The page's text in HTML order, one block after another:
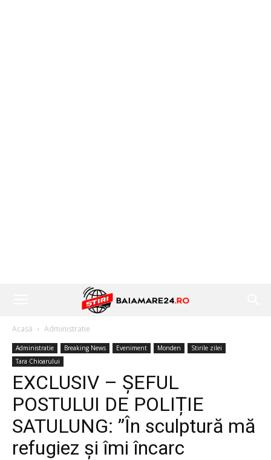
Acasă Administratie
Administratie Breaking News Eveniment Monden
Stirile zilei
Tara Chioarului
EXCLUSIV – ȘEFUL
POSTULUI DE POLIȚIE
SATULUNG: ”În sculptură mă
refugiez și îmi încarc